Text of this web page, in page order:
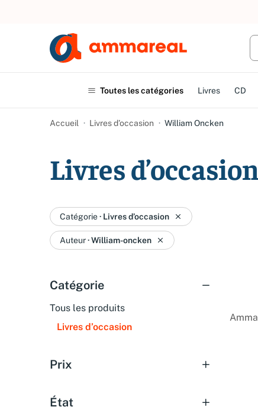
Toutes les catégories Livres CD
Accueil Livres d’occasion William Oncken
Livres
Catégorie· Livres d’occasion
Auteur·William-oncken
Catégorie
Tous les produits
Livres d’occasion
Prix
État